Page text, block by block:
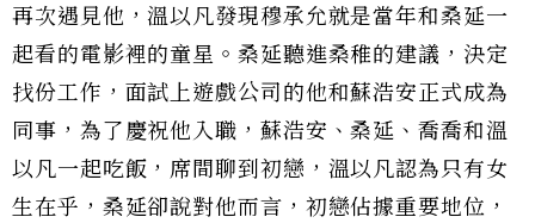
再次遇見他，溫以凡發現穆承允就是當年和桑延一
起看的電影裡的童星。桑延聽進桑稚的建議，決定
找份工作，面試上遊戲公司的他和蘇浩安正式成為
同事，為了慶祝他入職，蘇浩安、桑延、喬喬和溫
以凡一起吃飯，席間聊到初戀，溫以凡認為只有女
生在乎，桑延卻說對他而言，初戀佔據重要地位，